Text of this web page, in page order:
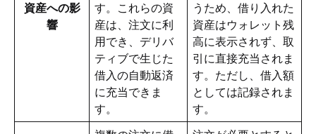
資産への影
響
す。これらの資
産は、注文に利
用でき、デリバ
ティブで生じた
借入の自動返済
に充当できま
す。
うため、借り入れた
資産はウォレット残
高に表示されず、取
引に直接充当されま
す。ただし、借入額
としては記録されま
す。